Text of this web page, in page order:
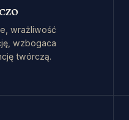
wrażliwość
wzbogaca
twórczą.